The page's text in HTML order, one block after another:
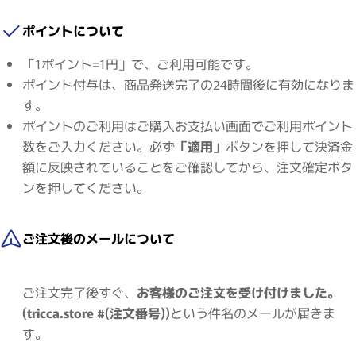
ポイントについて
「1ポイント=1円」で、ご利用可能です。
ポイント付与は、商品発送完了の24時間後に有効になりま
す。
ポイントのご利用はご購入お支払い画面でご利用ポイント
数をご入力ください。必ず 「適用」 ボタンを押して決済金
額に反映されていることをご確認してから、注文確定ボタ
ンを押してください。
ご注文後のメールについて
ご注文完了後すぐ、 お客様のご注文を受け付けました。
(tricca.store #(注文番号))という件名のメールが届きま
す。